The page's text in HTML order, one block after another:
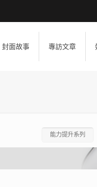
封面故事 專訪文章
能力提升系列